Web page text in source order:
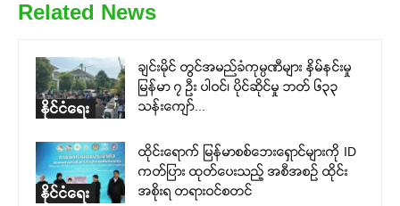
Related News
နိုင်ငံရေး
ချင်းမိုင် တွင်အမည်ခံကုမ္ပဏီများ နှိမ်နင်းမှု
မြန်မာ ၇ ဦး ပါဝင်၊ ပိုင်ဆိုင်မှု ဘတ် ၆၃၃
သန်းကျော်...
နိုင်ငံရေး
ထိုင်းရောက် မြန်မာစစ်ဘေးရှောင်များကို ID
ကတ်ပြား ထုတ်ပေးသည့် အစီအစဉ် ထိုင်း
အစိုးရ တရားဝင်စတင်